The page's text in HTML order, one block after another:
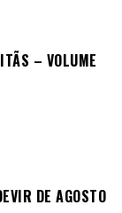
– VOLUME
DE AGOSTO